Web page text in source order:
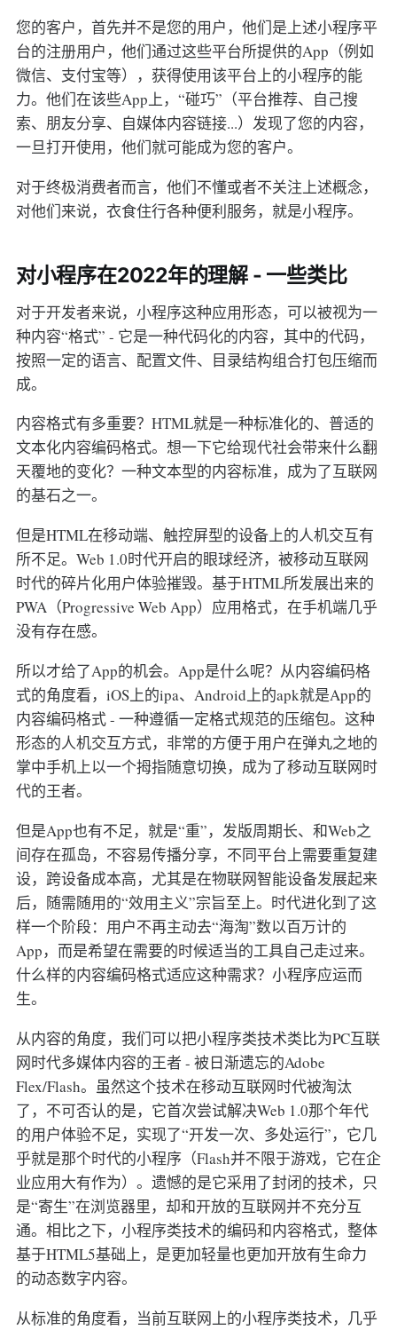
您的客户，首先并不是您的用户，他们是上述小程序平
台的注册用户，他们通过这些平台所提供的App（例如
微信、支付宝等），获得使用该平台上的小程序的能
力。他们在该些App上，“碰巧”（平台推荐、自己搜
索、朋友分享、自媒体内容链接...）发现了您的内容，
一旦打开使用，他们就可能成为您的客户。
对于终极消费者而言，他们不懂或者不关注上述概念，
对他们来说，衣食住行各种便利服务，就是小程序。
对小程序在2022年的理解 - 一些类比
对于开发者来说，小程序这种应用形态，可以被视为一
种内容“格式” - 它是一种代码化的内容，其中的代码，
按照一定的语言、配置文件、目录结构组合打包压缩而
成。
内容格式有多重要？HTML就是一种标准化的、普适的
文本化内容编码格式。想一下它给现代社会带来什么翻
天覆地的变化？一种文本型的内容标准，成为了互联网
的基石之一。
但是HTML在移动端、触控屏型的设备上的人机交互有
所不足。Web 1.0时代开启的眼球经济，被移动互联网
时代的碎片化用户体验摧毁。基于HTML所发展出来的
PWA（Progressive Web App）应用格式，在手机端几乎
没有存在感。
所以才给了App的机会。App是什么呢？从内容编码格
式的角度看，iOS上的ipa、Android上的apk就是App的
内容编码格式 - 一种遵循一定格式规范的压缩包。这种
形态的人机交互方式，非常的方便于用户在弹丸之地的
掌中手机上以一个拇指随意切换，成为了移动互联网时
代的王者。
但是App也有不足，就是“重”，发版周期长、和Web之
间存在孤岛，不容易传播分享，不同平台上需要重复建
设，跨设备成本高，尤其是在物联网智能设备发展起来
后，随需随用的“效用主义”宗旨至上。时代进化到了这
样一个阶段：用户不再主动去“海淘”数以百万计的
App，而是希望在需要的时候适当的工具自己走过来。
什么样的内容编码格式适应这种需求？小程序应运而
生。
从内容的角度，我们可以把小程序类技术类比为PC互联
网时代多媒体内容的王者 - 被日渐遗忘的Adobe
Flex/Flash。虽然这个技术在移动互联网时代被淘汰
了，不可否认的是，它首次尝试解决Web 1.0那个年代
的用户体验不足，实现了“开发一次、多处运行”，它几
乎就是那个时代的小程序（Flash并不限于游戏，它在企
业应用大有作为）。遗憾的是它采用了封闭的技术，只
是“寄生”在浏览器里，却和开放的互联网并不充分互
通。相比之下，小程序类技术的编码和内容格式，整体
基于HTML5基础上，是更加轻量也更加开放有生命力
的动态数字内容。
从标准的角度看，当前互联网上的小程序类技术，几乎